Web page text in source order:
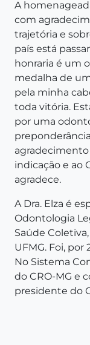
A
com
trajetória e
país está
honraria é um
medalha de
pela minha
toda vitória.
por uma
agradecimento
indicação e ao
agradece.
A Dra. Elza é
Odontologia
Saúde
UFMG. Foi,
No Sistema
do CRO-MG e
presidente do